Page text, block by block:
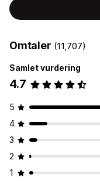
Omtaler (11,707)
Samlet vurdering
4.7
5
4
3
2
1